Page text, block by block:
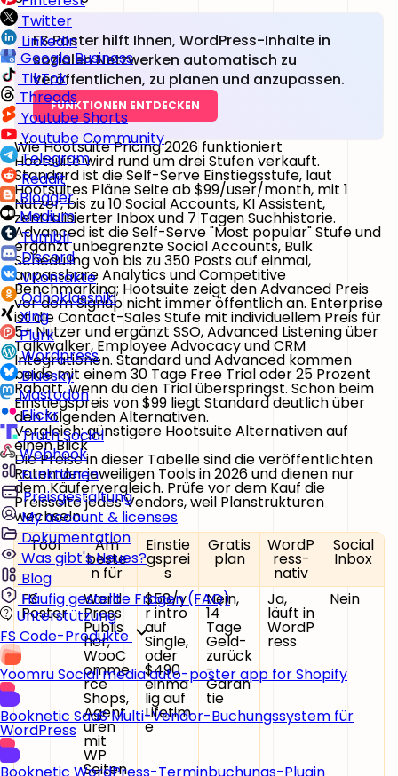
Twitter
LinkedIn
Google Business
TikTok
Threads
Youtube Shorts
Youtube Community
Telegram
Reddit
Blogger
Medium
Tumblr
Discord
VKontakte
Odnoklassniki
Xing
Plurk
Wordpress
Bluesky
Mastodon
Flickr
Truth Social
Webhook
Funktionen
Preisgestaltung
My account & licenses
Dokumentation
Was gibt's Neues?
Blog
Häufig gestellte Fragen (FAQ)
Unterstützung
FS Code-Produkte
YoomruSocial media auto-poster app for Shopify
Booknetic SaaS Multi-Vendor-Buchungssystem für
WordPress
FS Poster hilft Ihnen, WordPress-Inhalte in
sozialen Netzwerken automatisch zu
veröffentlichen, zu planen und anzupassen.
FUNKTIONEN ENTDECKEN
Wie Hootsuite Pricing 2026 funktioniert
Hootsuite wird rund um drei Stufen verkauft.
Standardist die Self-Serve Einstiegsstufe, laut
Hootsuites Pläne Seite ab $99/user/month, mit 1
Nutzer, bis zu 10 Social Accounts, KI Assistent,
zentralisierter Inbox und 7 Tagen Suchhistorie.
Advancedist die Self-Serve "Most popular" Stufe und
ergänzt unbegrenzte Social Accounts, Bulk
Scheduling von bis zu 350 Posts auf einmal,
anpassbare Analytics und Competitive
Benchmarking; Hootsuite zeigt den Advanced Preis
vor dem Signup nicht immer öffentlich an. Enterprise
ist die Contact-Sales Stufe mit individuellem Preis für
5+ Nutzer und ergänzt SSO, Advanced Listening über
Talkwalker, Employee Advocacy und CRM
Integrationen. Standard und Advanced kommen
beide mit einem 30 Tage Free Trial oder 25 Prozent
Rabatt, wenn du den Trial überspringst. Schon beim
Einstiegspreis von $99 liegt Standard deutlich über
den folgenden Alternativen.
Vergleich: günstigere Hootsuite Alternativen auf
einen Blick
Die Preise in dieser Tabelle sind die veröffentlichten
Raten der jeweiligen Tools in 2026 und dienen nur
dem Käufervergleich. Prüfe vor dem Kauf die
Preisseite jedes Vendors, weil Planstrukturen
wechseln.
Tool
Am
beste
n für
Einstie
gsprei
s
Gratis
plan
WordP
ress-
nativ
Social
Inbox
FS
Poster
Word
Press
Publis
her,
WooC
omme
rce
Shops,
Agent
uren
mit
WP
Seiten
$58/y
r intro
auf
Single,
oder
$490
einma
lig auf
Lifetim
e
Nein,
14
Tage
Geld-
zurück
-
Garan
tie
Ja,
läuft in
WordP
ress
Nein